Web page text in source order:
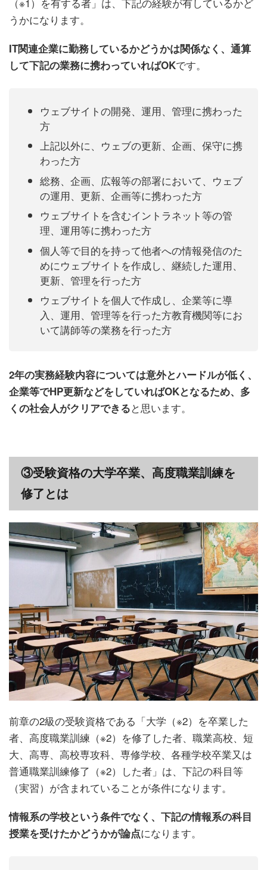
うかになります。
IT関連企業に勤務しているかどうかは関係なく、通算
して下記の業務に携わっていればOKです。
ウェブサイトの開発、運用、管理に携わった
方
上記以外に、ウェブの更新、企画、保守に携
わった方
総務、企画、広報等の部署において、ウェブ
の運用、更新、企画等に携わった方
ウェブサイトを含むイントラネット等の管
理、運用等に携わった方
個人等で目的を持って他者への情報発信のた
めにウェブサイトを作成し、継続した運用、
更新、管理を行った方
ウェブサイトを個人で作成し、企業等に導
入、運用、管理等を行った方教育機関等にお
いて講師等の業務を行った方
2年の実務経験内容については意外とハードルが低く、
企業等でHP更新などをしていればOKとなるため、多
くの社会人がクリアできると思います。
③受験資格の大学卒業、高度職業訓練を
修了とは
前章の2級の受験資格である「大学（※2）を卒業した
者、高度職業訓練（※2）を修了した者、 職業高校、短
大、高専、高校専攻科、専修学校、各種学校卒業又は
普通職業訓練修了（※2）した者 」は、下記の科目等
（実習）が含まれていることが条件になります。
情報系の学校という条件でなく、下記の情報系の科目
授業を受けたかどうかが論点になります。